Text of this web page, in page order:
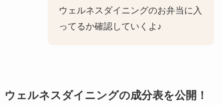
ウェルネスダイニングのお弁当に入
ってるか確認していくよ♪
ウェルネスダイニングの成分表を公開！